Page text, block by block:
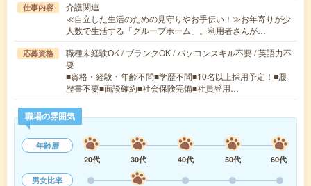
仕事内容
介護関連
≪自立した生活のための見守りやお手伝い！≫お年寄りが少
人数で生活する「グループホーム」。利用者さんが…
応募資格
職種未経験OK / ブランクOK / パソコンスキル不要 / 英語力不
要
■資格・経験・年齢不問■学歴不問■10名以上採用予定！■履
歴書不要■面談確約■社会保険完備■社員登用…
職場の雰囲気
年齢層
20代
30代 40代 50代
60代
男女比率